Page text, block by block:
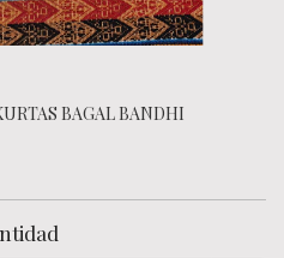
BAGAL BANDHI